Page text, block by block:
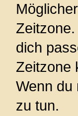
dich
Zeitzone
Wenn du
zu tun.